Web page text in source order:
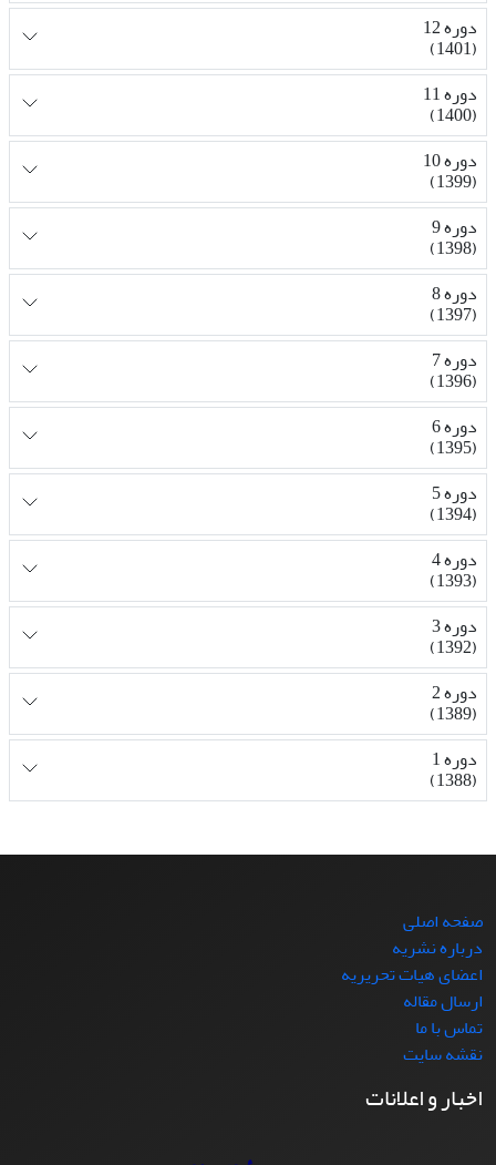
دوره 12
(1401)
دوره 11
(1400)
دوره 10
(1399)
دوره 9
(1398)
دوره 8
(1397)
دوره 7
(1396)
دوره 6
(1395)
دوره 5
(1394)
دوره 4
(1393)
دوره 3
(1392)
دوره 2
(1389)
دوره 1
(1388)
صفحه اصلی
درباره نشریه
اعضای هیات تحریریه
ارسال مقاله
تماس با ما
نقشه سایت
اخبار و اعلانات